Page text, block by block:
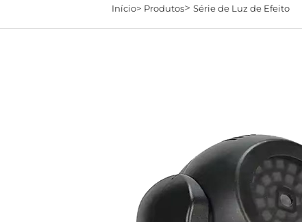
Início> Produtos> Série de Luz de Efeito